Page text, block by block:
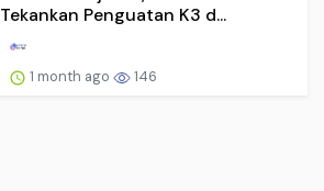
Tekankan Penguatan K3 d...
1 month ago 146